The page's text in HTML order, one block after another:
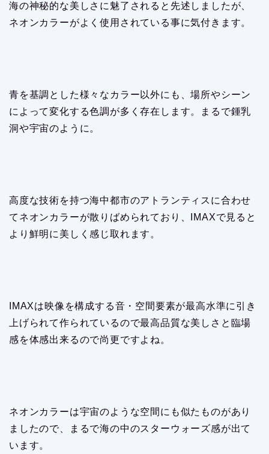
海の神秘的な美しさに魅了されると先述しましたが、
ネオンカラーがよく使用されている事に気付きます。
青を基調とした様々なカラー以外にも、場所やシーン
によって変化する色調が多く存在します。まるで鍾乳
洞や宇宙のように。
高度な技術を持つ海中都市のアトランティスに合わせ
てネオンカラーが散りばめられており、IMAXで見ると
より鮮明に美しく感じ取れます。
IMAXは映像を構成する音・空間要素が最高水準に引き
上げられて作られているので最高品質な美しさと臨場
感を体感出来るので尚更ですよね。
ネオンカラーは宇宙のような空間にも似たものがあり
ましたので、まるで海の中のスターウォーズ感が出て
います。